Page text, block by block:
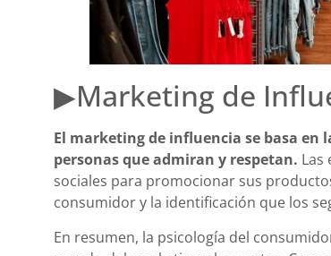
▶Marketing de
El marketing de influencia se basa en
personas que admiran y respetan. Las
sociales para promocionar sus
consumidor y la identificación que los
En resumen, la psicología del